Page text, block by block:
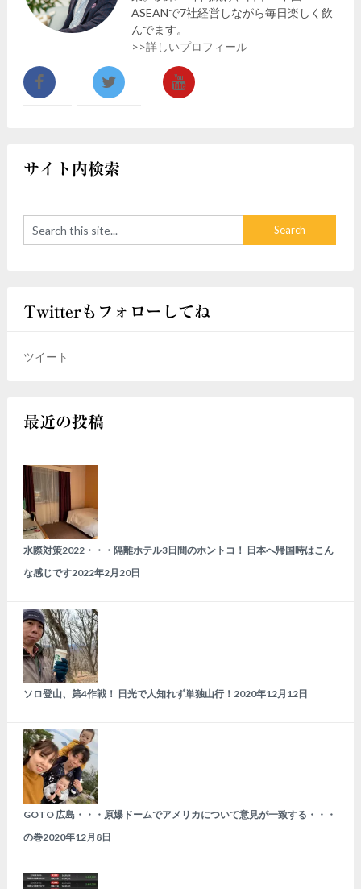
ASEANで7社経営しながら毎日楽しく飲
んでます。
>>詳しいプロフィール
サイト内検索
Twitterもフォローしてね
ツイート
最近の投稿
水際対策2022・・・隔離ホテル3日間のホントコ！ 日本へ帰国時はこん
な感じです2022年2月20日
ソロ登山、第4作戦！ 日光で人知れず単独山行！ 2020年12月12日
GOTO 広島・・・原爆ドームでアメリカについて意見が一致する・・・
の巻2020年12月8日